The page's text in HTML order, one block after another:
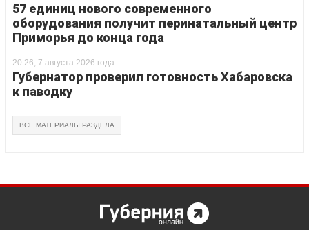
57 единиц нового современного
оборудования получит перинатальный центр
Приморья до конца года
20:26, 7 августа 2026 года
Губернатор проверил готовность Хабаровска
к паводку
ВСЕ МАТЕРИАЛЫ РАЗДЕЛА